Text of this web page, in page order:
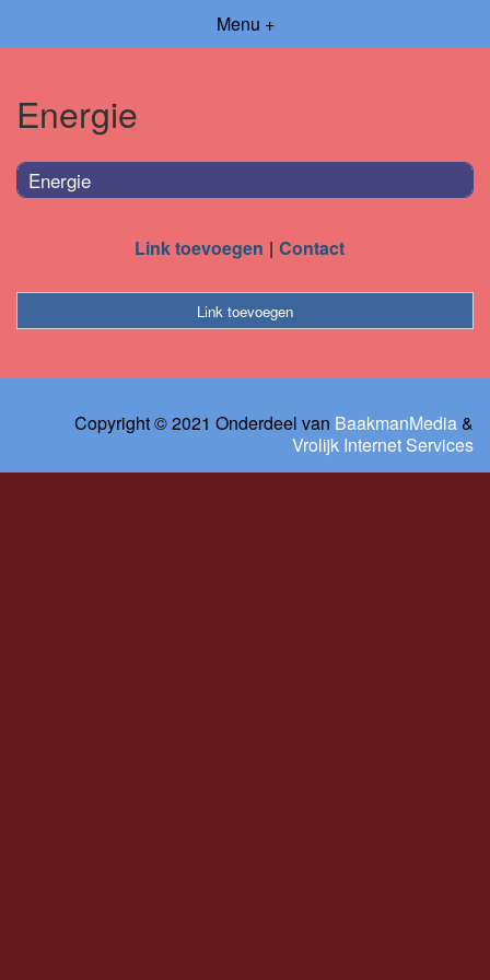
Menu +
Energie
Energie
Link toevoegen Contact
Link toevoegen
Copyright © 2021 Onderdeel van BaakmanMedia&
Vrolijk Internet Services